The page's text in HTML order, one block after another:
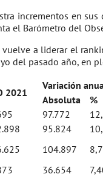
incrementos en
el Barómetro del
a liderar el
del pasado año, en
2021
Variación
Absoluta
%
97.772
95.824
104.897
36.654